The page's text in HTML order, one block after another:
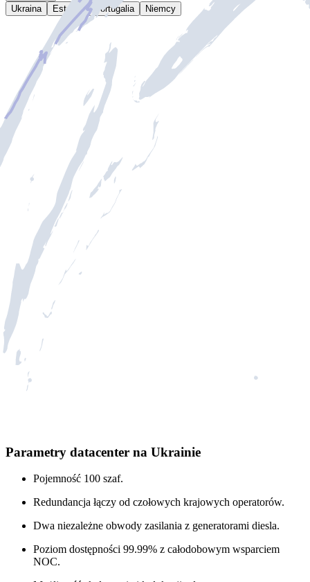
Ukraina
Estonia Portugalia Niemcy
Parametry datacenter na Ukrainie
Pojemność 100 szaf.
Redundancja łączy od czołowych krajowych operatorów.
Dwa niezależne obwody zasilania z generatorami diesla.
Poziom dostępności 99.99% z całodobowym wsparciem
NOC.